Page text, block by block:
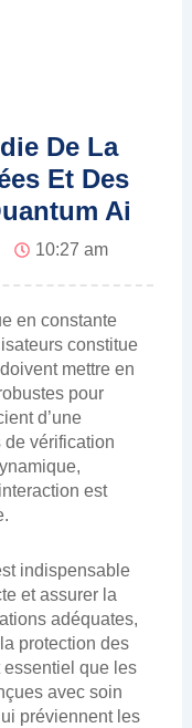
De La
Et Des
Ai
10:27 am
en constante
constitue
mettre en
pour
d’une
vérification
est
indispensable
et assurer la
adéquates,
protection des
essentiel que les
avec soin
préviennent les